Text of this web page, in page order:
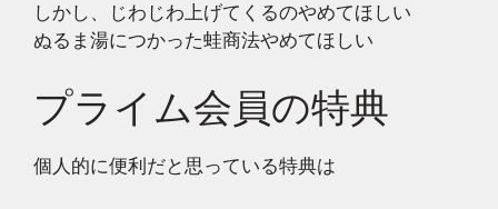
しかし、じわじわ上げてくるのやめてほしい
ぬるま湯につかった蛙商法やめてほしい
プライム会員の特典
個人的に便利だと思っている特典は